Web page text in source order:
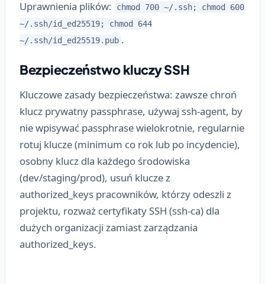
Uprawnienia plików:
chmod 700 ~/.ssh; chmod 600
~/.ssh/id_ed25519; chmod 644
~/.ssh/id_ed25519.pub .
Bezpieczeństwo kluczy SSH
Kluczowe zasady bezpieczeństwa: zawsze chroń
klucz prywatny passphrase, używaj ssh-agent, by
nie wpisywać passphrase wielokrotnie, regularnie
rotuj klucze (minimum co rok lub po incydencie),
osobny klucz dla każdego środowiska
(dev/staging/prod), usuń klucze z
authorized_keys pracowników, którzy odeszli z
projektu, rozważ certyfikaty SSH (ssh-ca) dla
dużych organizacji zamiast zarządzania
authorized_keys.